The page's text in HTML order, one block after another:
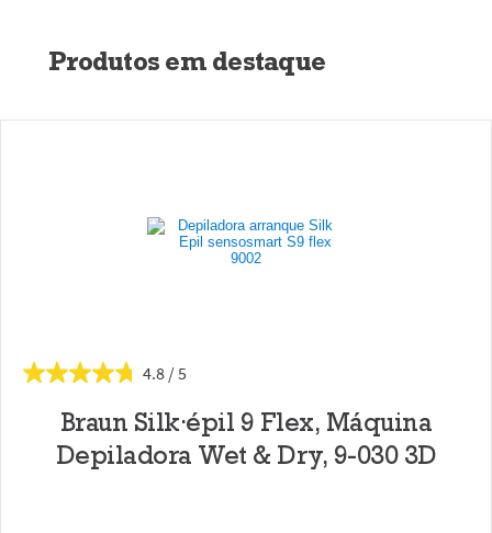
Produtos em destaque
4.8
Braun Silk·épil 9 Flex, Máquina
Depiladora Wet & Dry, 9-030 3D